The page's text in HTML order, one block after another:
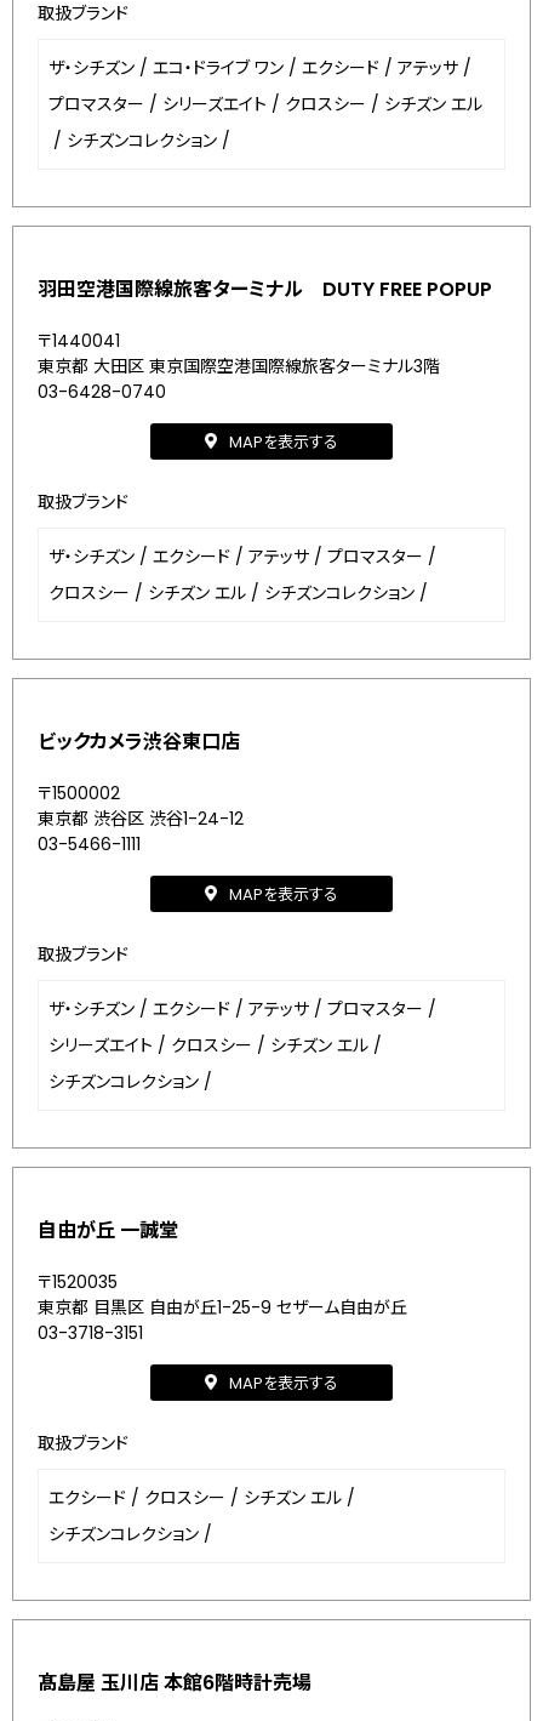
取扱ブランド
ザ・シチズン / エコ・ドライブ ワン / エクシード / アテッサ /
プロマスター / シリーズエイト / クロスシー / シチズン エル
/ シチズンコレクション /
羽田空港国際線旅客ターミナル DUTY FREE POPUP
〒1440041
東京都 大田区 東京国際空港国際線旅客ターミナル3階
03-6428-0740
MAPを表示する
取扱ブランド
ザ・シチズン / エクシード / アテッサ / プロマスター /
クロスシー / シチズン エル / シチズンコレクション /
ビックカメラ渋谷東口店
〒1500002
東京都 渋谷区 渋谷1-24-12
03-5466-1111
MAPを表示する
取扱ブランド
ザ・シチズン / エクシード / アテッサ / プロマスター /
シリーズエイト / クロスシー / シチズン エル /
シチズンコレクション /
自由が丘 一誠堂
〒1520035
東京都 目黒区 自由が丘1-25-9 セザーム自由が丘
03-3718-3151
MAPを表示する
取扱ブランド
エクシード / クロスシー / シチズン エル /
シチズンコレクション /
髙島屋 玉川店 本館6階時計売場